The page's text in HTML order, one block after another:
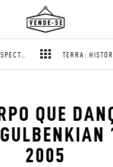
QUE
2005